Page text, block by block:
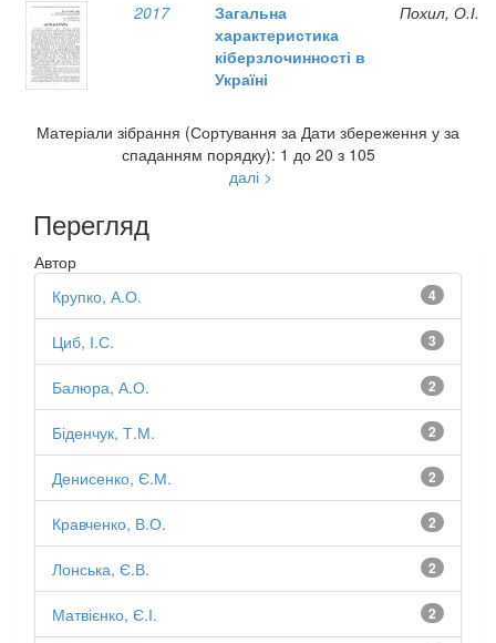
2017
Загальна
характеристика
кіберзлочинності в
Україні
Похил, О.І.
Матеріали зібрання (Сортування за Дати збереження у за
спаданням порядку): 1 до 20 з 105
далі >
Перегляд
Автор
4
Крупко, А.О.
3
Циб, І.С.
2
Балюра, А.О.
2
Біденчук, Т.М.
2
Денисенко, Є.М.
2
Кравченко, В.О.
2
Лонська, Є.В.
2
Матвієнко, Є.І.